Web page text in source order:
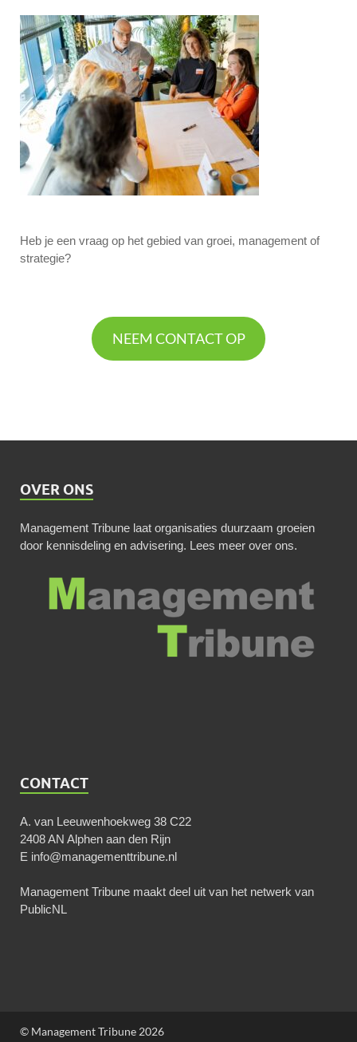
Heb je een vraag op het gebied van groei, management of
strategie?
NEEM CONTACT OP
OVER ONS
Management Tribune laat organisaties duurzaam groeien
door kennisdeling en advisering. Lees meer over ons.
CONTACT
A. van Leeuwenhoekweg 38 C22
2408 AN Alphen aan den Rijn
E info@managementtribune.nl
Management Tribune maakt deel uit van het netwerk van
PublicNL
© Management Tribune 2026